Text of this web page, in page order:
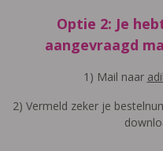
Optie 2: Je
aangevraagd
1) Mail naar
2) Vermeld zeker je